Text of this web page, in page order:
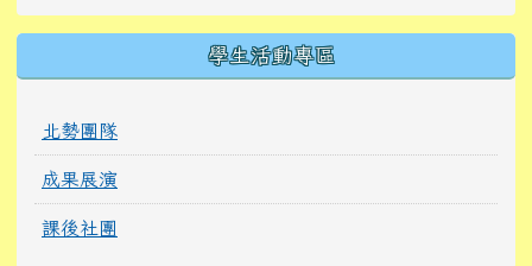
學生活動專區
北勢團隊
成果展演
課後社團